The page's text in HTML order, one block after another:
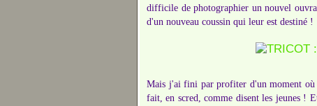
difficile de photographier un nouvel
d'un nouveau coussin qui leur est destiné !
Mais j'ai fini par profiter d'un moment où
fait, en scred, comme disent les jeunes !